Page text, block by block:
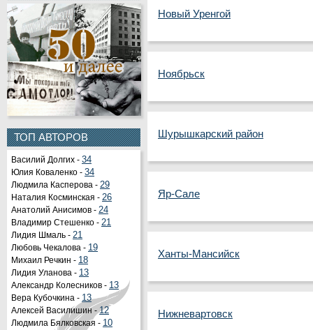
ТОП АВТОРОВ
Василий Долгих - 34
Юлия Коваленко - 34
Людмила Касперова - 29
Наталия Косминская - 26
Анатолий Анисимов - 24
Владимир Стешенко - 21
Лидия Шмаль - 21
Любовь Чекалова - 19
Михаил Речкин - 18
Лидия Уланова - 13
Александр Колесников - 13
Вера Кубочкина - 13
Алексей Василишин -12
Людмила Бялковская - 10
Новый Уренгой
Ноябрьск
Шурышкарский район
Яр-Сале
Ханты-Мансийск
Нижневартовск